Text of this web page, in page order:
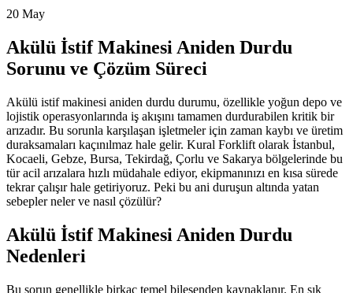
20 May
Akülü İstif Makinesi Aniden Durdu
Sorunu ve Çözüm Süreci
Akülü istif makinesi aniden durdu durumu, özellikle yoğun depo ve
lojistik operasyonlarında iş akışını tamamen durdurabilen kritik bir
arızadır. Bu sorunla karşılaşan işletmeler için zaman kaybı ve üretim
duraksamaları kaçınılmaz hale gelir. Kural Forklift olarak İstanbul,
Kocaeli, Gebze, Bursa, Tekirdağ, Çorlu ve Sakarya bölgelerinde bu
tür acil arızalara hızlı müdahale ediyor, ekipmanınızı en kısa sürede
tekrar çalışır hale getiriyoruz. Peki bu ani duruşun altında yatan
sebepler neler ve nasıl çözülür?
Akülü İstif Makinesi Aniden Durdu
Nedenleri
Bu sorun genellikle birkaç temel bileşenden kaynaklanır. En sık